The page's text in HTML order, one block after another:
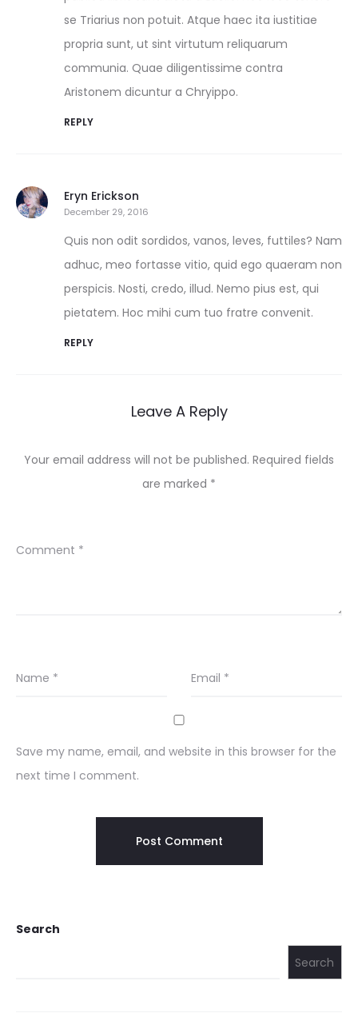
se Triarius non potuit. Atque haec ita iustitiae
propria sunt, ut sint virtutum reliquarum
communia. Quae diligentissime contra
Aristonem dicuntur a Chryippo.
REPLY
Eryn Erickson
December 29, 2016
Quis non odit sordidos, vanos, leves, futtiles? Nam
adhuc, meo fortasse vitio, quid ego quaeram non
perspicis. Nosti, credo, illud. Nemo pius est, qui
pietatem. Hoc mihi cum tuo fratre convenit.
REPLY
Leave A Reply
Your email address will not be published. Required fields
are marked *
Comment *
Name * Email *
Save my name, email, and website in this browser for the
next time I comment.
Search
Search